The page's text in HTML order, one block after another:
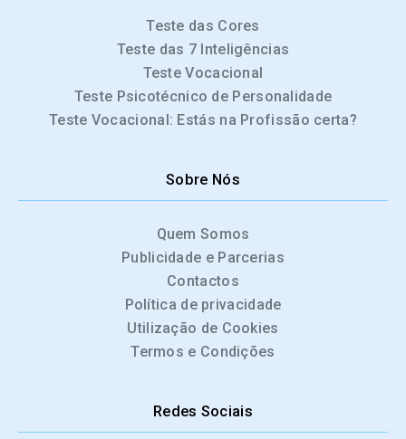
Teste das Cores
Teste das 7 Inteligências
Teste Vocacional
Teste Psicotécnico de Personalidade
Teste Vocacional: Estás na Profissão certa?
Sobre Nós
Quem Somos
Publicidade e Parcerias
Contactos
Política de privacidade
Utilização de Cookies
Termos e Condições
Redes Sociais